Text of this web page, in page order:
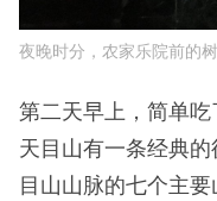
夜晚时分，农家乐院前的
第二天早上，简单吃
天目山有一条经典
目山山脉的七个主